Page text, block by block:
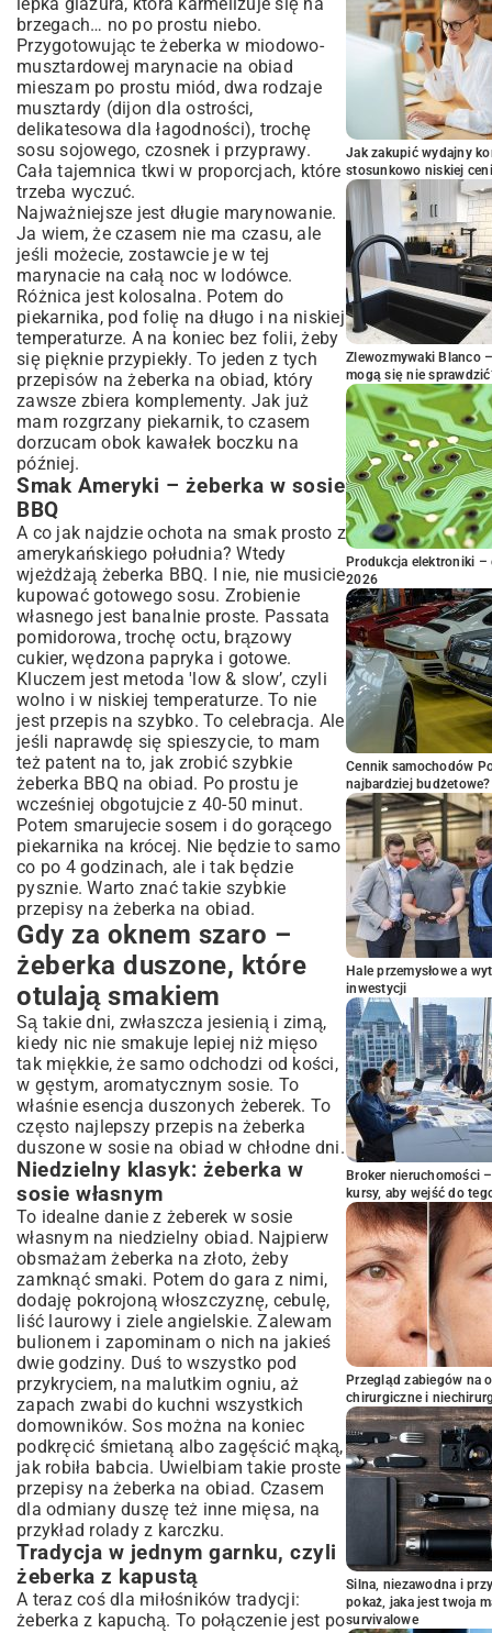
brzegach… no po prostu niebo.
Przygotowując te żeberka w miodowo-
musztardowej marynacie na obiad
mieszam po prostu miód, dwa rodzaje
musztardy (dijon dla ostrości,
delikatesowa dla łagodności), trochę
sosu sojowego, czosnek i przyprawy.
Cała tajemnica tkwi w proporcjach, które
trzeba wyczuć.
Najważniejsze jest długie marynowanie.
Ja wiem, że czasem nie ma czasu, ale
jeśli możecie, zostawcie je w tej
marynacie na całą noc w lodówce.
Różnica jest kolosalna. Potem do
piekarnika, pod folię na długo i na niskiej
temperaturze. A na koniec bez folii, żeby
się pięknie przypiekły. To jeden z tych
przepisów na żeberka na obiad, który
zawsze zbiera komplementy. Jak już
mam rozgrzany piekarnik, to czasem
dorzucam obok kawałek boczku na
później.
Smak Ameryki – żeberka w sosie
BBQ
A co jak najdzie ochota na smak prosto z
amerykańskiego południa? Wtedy
wjeżdżają żeberka BBQ. I nie, nie musicie
kupować gotowego sosu. Zrobienie
własnego jest banalnie proste. Passata
pomidorowa, trochę octu, brązowy
cukier, wędzona papryka i gotowe.
Kluczem jest metoda 'low & slow’, czyli
wolno i w niskiej temperaturze. To nie
jest przepis na szybko. To celebracja. Ale
jeśli naprawdę się spieszycie, to mam
też patent na to, jak zrobić szybkie
żeberka BBQ na obiad. Po prostu je
wcześniej obgotujcie z 40-50 minut.
Potem smarujecie sosem i do gorącego
piekarnika na krócej. Nie będzie to samo
co po 4 godzinach, ale i tak będzie
pysznie. Warto znać takie szybkie
przepisy na żeberka na obiad.
Gdy za oknem szaro –
żeberka duszone, które
otulają smakiem
Są takie dni, zwłaszcza jesienią i zimą,
kiedy nic nie smakuje lepiej niż mięso
tak miękkie, że samo odchodzi od kości,
w gęstym, aromatycznym sosie. To
właśnie esencja duszonych żeberek. To
często najlepszy przepis na żeberka
duszone w sosie na obiad w chłodne dni.
Niedzielny klasyk: żeberka w
sosie własnym
To idealne danie z żeberek w sosie
własnym na niedzielny obiad. Najpierw
obsmażam żeberka na złoto, żeby
zamknąć smaki. Potem do gara z nimi,
dodaję pokrojoną włoszczyznę, cebulę,
liść laurowy i ziele angielskie. Zalewam
bulionem i zapominam o nich na jakieś
dwie godziny. Duś to wszystko pod
przykryciem, na malutkim ogniu, aż
zapach zwabi do kuchni wszystkich
domowników. Sos można na koniec
podkręcić śmietaną albo zagęścić mąką,
jak robiła babcia. Uwielbiam takie proste
przepisy na żeberka na obiad. Czasem
dla odmiany duszę też inne mięsa, na
przykład rolady z karczku.
Tradycja w jednym garnku, czyli
żeberka z kapustą
A teraz coś dla miłośników tradycji:
żeberka z kapuchą. To połączenie jest po
Jak zakupić wydajny
stosunkowo niskiej
Zlewozmywaki Blanco
mogą się nie
Produkcja elektroniki –
2026
Cennik samochodów
najbardziej budżetowe?
Hale przemysłowe a
inwestycji
Broker nieruchomości
kursy, aby wejść do
Przegląd zabiegów na
chirurgiczne i
Silna, niezawodna i
pokaż, jaka jest twoja
survivalowe